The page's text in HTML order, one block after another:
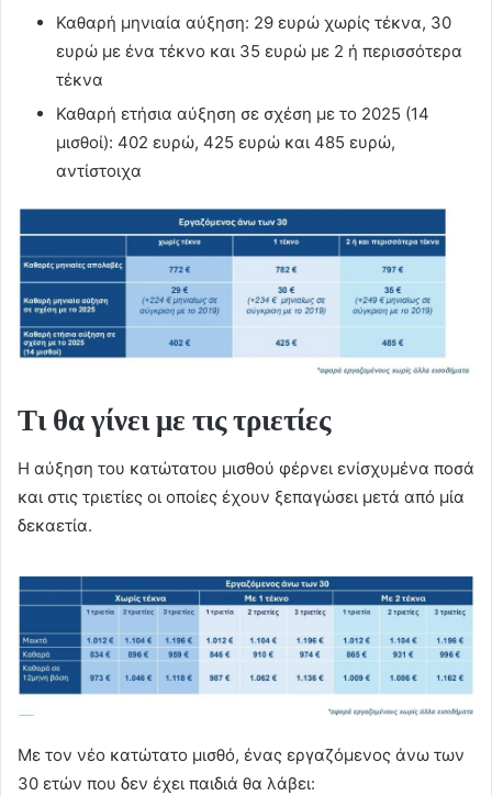
Καθαρή μηνιαία αύξηση: 29 ευρώ χωρίς τέκνα, 30
ευρώ με ένα τέκνο και 35 ευρώ με 2 ή περισσότερα
τέκνα
Καθαρή ετήσια αύξηση σε σχέση με το 2025 (14
μισθοί): 402 ευρώ, 425 ευρώ και 485 ευρώ,
αντίστοιχα
Τι θα γίνει με τις τριετίες
Η αύξηση του κατώτατου μισθού φέρνει ενίσχυμένα ποσά
και στις τριετίες οι οποίες έχουν ξεπαγώσει μετά από μία
δεκαετία.
Με τον νέο κατώτατο μισθό, ένας εργαζόμενος άνω των
30 ετών που δεν έχει παιδιά θα λάβει: